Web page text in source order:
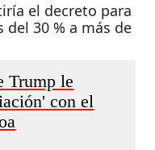
el decreto para
del 30 % a más de
Trump le
con el